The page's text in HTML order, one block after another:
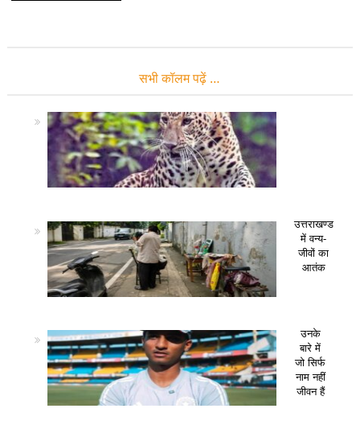
सभी कॉलम पढ़ें …
उत्तराखण्ड
में वन्य-
जीवों का
आतंक
उनके
बारे में
जो सिर्फ
नाम नहीं
जीवन हैं